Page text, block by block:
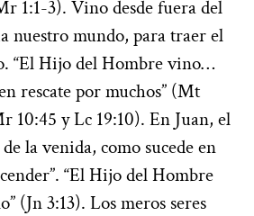
1:1-3). Vino desde fuera del
nuestro mundo, para traer el
“El Hijo del Hombre vino…
rescate por muchos” (Mt
10:45 y Lc 19:10). En Juan, el
la venida, como sucede en
“El Hijo del Hombre
(Jn 3:13). Los meros seres